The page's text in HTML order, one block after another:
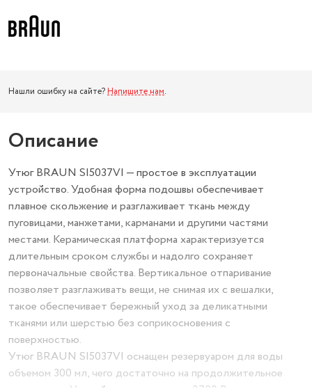
Нашли ошибку на сайте? Напишите нам.
Описание
Утюг BRAUN SI5037VI — простое в эксплуатации
устройство. Удобная форма подошвы обеспечивает
плавное скольжение и разглаживает ткань между
пуговицами, манжетами, карманами и другими частями
местами. Керамическая платформа характеризуется
длительным сроком службы и надолго сохраняет
первоначальные свойства. Вертикальное отпаривание
позволяет разглаживать вещи, не снимая их с вешалки,
такое обеспечивает бережный уход за деликатными
тканями или шерстью без соприкосновения с
поверхностью.
Утюг BRAUN SI5037VI оснащен резервуаром для воды
объемом 300 мл, чего достаточно на продолжительное